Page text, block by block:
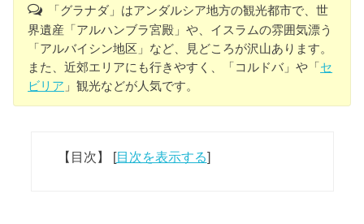
「グラナダ」はアンダルシア地方の観光都市で、世
界遺産「アルハンブラ宮殿」や、イスラムの雰囲気漂う
「アルバイシン地区」など、見どころが沢山あります。
また、近郊エリアにも行きやすく、「コルドバ」や「セ
ビリア 」観光などが人気です。
【目次】 [目次を表示する]